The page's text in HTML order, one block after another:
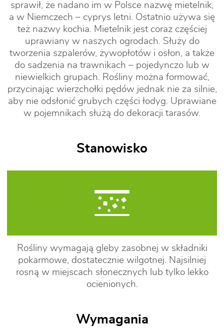
sprawił, że nadano im w Polsce nazwę mietelnik,
a w Niemczech – cyprys letni. Ostatnio używa się
też nazwy kochia. Mietelnik jest coraz częściej
uprawiany w naszych ogrodach. Służy do
tworzenia szpalerów, żywopłotów i osłon, a także
do sadzenia na trawnikach – pojedynczo lub w
niewielkich grupach. Rośliny można formować,
przycinając wierzchołki pędów jednak nie za silnie,
aby nie odsłonić grubych części łodyg. Uprawiane
w pojemnikach służą do dekoracji tarasów.
Stanowisko
Rośliny wymagają gleby zasobnej w składniki
pokarmowe, dostatecznie wilgotnej. Najsilniej
rosną w miejscach słonecznych lub tylko lekko
ocienionych.
Wymagania